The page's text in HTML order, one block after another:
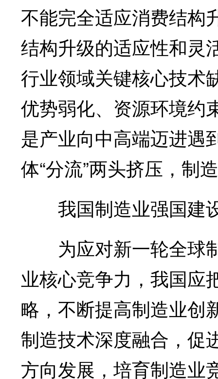
不能完全适应消费结构
结构升级的适应性和灵
行业领域关键核心技术
优势弱化、资源环境约
是产业向中高端迈进遇
体“分流”两头挤压，制
我国制造业强国建
为应对新一轮全球
业核心竞争力，我国应
略，不断提高制造业创
制造技术深度融合，促
方向发展，培育制造业